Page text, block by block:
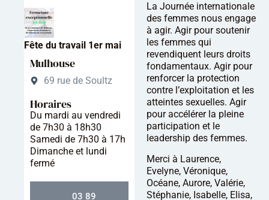
Fête du travail 1er mai
Mulhouse
69 rue de Soultz
Horaires
Du mardi au vendredi
de 7h30 à 18h30
Samedi de 7h30 à 17h
Dimanche et lundi
fermé
03 89
La Journée internationale
des femmes nous engage
à agir. Agir pour soutenir
les femmes qui
revendiquent leurs droits
fondamentaux. Agir pour
renforcer la protection
contre l’exploitation et les
atteintes sexuelles. Agir
pour accélérer la pleine
participation et le
leadership des femmes.
Merci à Laurence,
Evelyne, Véronique,
Océane, Aurore, Valérie,
Stéphanie, Isabelle, Elisa,